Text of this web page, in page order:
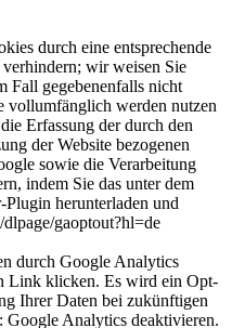
durch eine entsprechende
wir weisen Sie
Fall gegebenenfalls nicht
vollumfänglich werden nutzen
Erfassung der durch den
der Website bezogenen
sowie die Verarbeitung
indem Sie das unter dem
herunterladen und
gaoptout?hl=de
durch Google Analytics
Link klicken. Es wird ein Opt-
Ihrer Daten bei zukünftigen
Google Analytics deaktivieren.